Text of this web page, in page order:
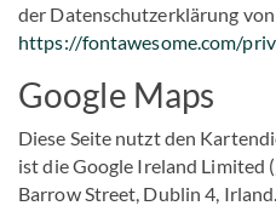
der Datenschutzerklärung
https://fontawesome.com/
Google Maps
Diese Seite nutzt den
ist die Google Ireland Limited
Barrow Street, Dublin 4, Irland.